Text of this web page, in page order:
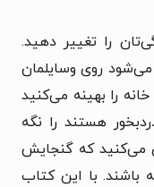
را تغییر دهید.
می‌شود روی وسایلمان
را بهینه می‌کنید
هستند را نگه
می‌کنید که گنجایش
باشند. با این کتاب